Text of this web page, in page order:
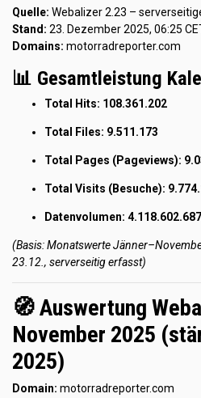
Quelle: Webalizer 2.23 –
Stand: 23. Dezember 2025, 06:25
Domains: motorradreporter.com
📊 Gesamtleistung
Total Hits: 108.361.202
Total Files: 9.511.173
Total Pages (Pageviews):
Total Visits (Besuche):
Datenvolumen:
(Basis: Monatswerte
23.12., serverseitig erfasst)
🧭 Auswertung
November 2025
2025)
Domain: motorradreporter.com